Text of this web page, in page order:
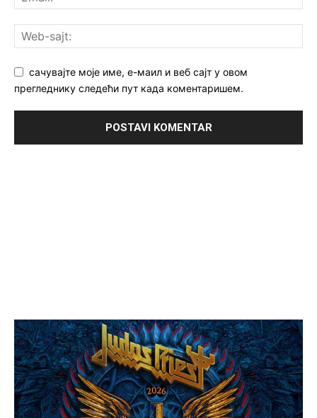
сачувајте моје име, е-маил и веб сајт у овом
прегледнику следећи пут када коментаришем.